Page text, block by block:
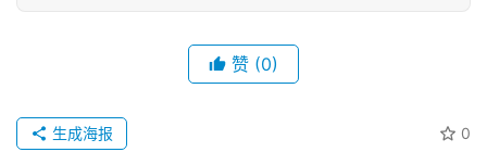
运
赞 (0)
0
生成海报